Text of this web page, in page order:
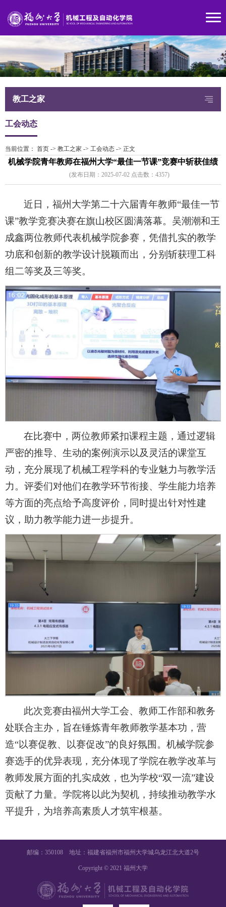
教工之家
工会动态
当前位置： 首页 -> 教工之家 -> 工会动态 -> 正文
机械学院青年教师在福州大学“最佳一节课”竞赛中斩获佳绩
(发布日期：2025-07-02 点击数： 4357)
近日，福州大学第二十六届青年教师“最佳一节
课”教学竞赛决赛在旗山校区圆满落幕。吴潮潮和王
成鑫两位教师代表机械学院参赛，凭借扎实的教学
功底和创新的教学设计脱颖而出，分别斩获理工科
组二等奖及三等奖。
在比赛中，两位教师紧扣课程主题，通过逻辑
严密的推导、生动的案例演示以及灵活的课堂互
动，充分展现了机械工程学科的专业魅力与教学活
力。评委们对他们在教学环节衔接、学生能力培养
等方面的亮点给予高度评价，同时提出针对性建
议，助力教学能力进一步提升。
此次竞赛由福州大学工会、教师工作部和教务
处联合主办，旨在锤炼青年教师教学基本功，营
造“以赛促教、以赛促改”的良好氛围。机械学院参
赛选手的优异表现，充分体现了学院在教学改革与
教师发展方面的扎实成效，也为学校“双一流”建设
贡献了力量。学院将以此为契机，持续推动教学水
平提升，为培养高素质人才筑牢根基。
邮编：350108 地址：福建省福州市福州大学城乌龙江北大道2号
Copyright © 2021 福州大学